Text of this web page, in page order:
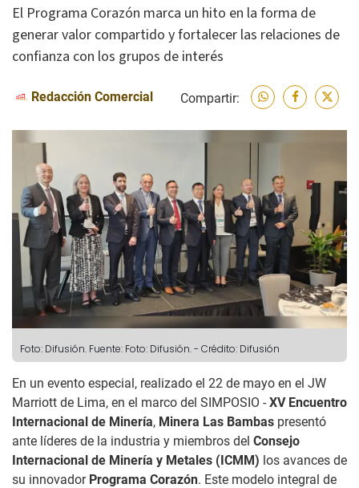
El Programa Corazón marca un hito en la forma de
generar valor compartido y fortalecer las relaciones de
confianza con los grupos de interés
Redacción Comercial Compartir:
Foto: Difusión. Fuente: Foto: Difusión.- Crédito: Difusión
En un evento especial, realizado el 22 de mayo en el JW
Marriott de Lima, en el marco del SIMPOSIO - XV Encuentro
Internacional de Minería, Minera Las Bambas presentó
ante líderes de la industria y miembros del Consejo
Internacional de Minería y Metales (ICMM) los avances de
su innovador Programa Corazón. Este modelo integral de